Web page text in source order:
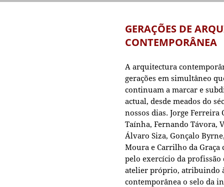
GERAÇÕES DE
CONTEMPORÂNEA
A arquitectura
gerações em simultâneo
continuam a marcar e
actual, desde meados do
nossos dias. Jorge Ferreira
Taínha, Fernando Távora,
Álvaro Siza, Gonçalo
Moura e Carrilho da Graça
pelo exercício da
atelier próprio, atribuindo
contemporânea o selo da